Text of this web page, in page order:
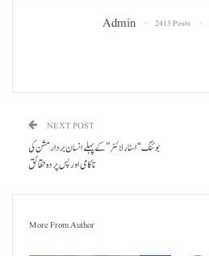
Admin 2415 Posts
NEXT POST
بوئنگ “اسٹار لائنر” کے پہلے انسان بردار مشن کی
ناکامی اور پس پردہ حقائق
More From Author